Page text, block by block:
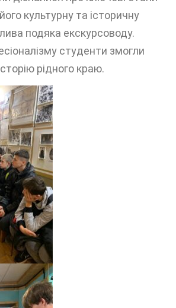
культурну та історичну
подяка екскурсоводу.
студенти змогли
рідного краю.